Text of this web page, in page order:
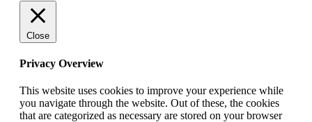
Close
Privacy Overview
This website uses cookies to improve your experience while
you navigate through the website. Out of these, the cookies
that are categorized as necessary are stored on your browser